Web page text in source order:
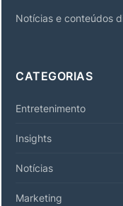
Notícias e conteúdos
CATEGORIAS
Entretenimento
Insights
Notícias
Marketing